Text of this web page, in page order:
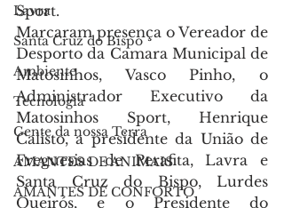
Lavra
Santa Cruz do Bispo
Ambiente
Tecnologia
Gente da nossa Terra
AMANTES DE ANIMAIS
AMANTES DE CONFORTO
Sport.
Marcaram presença o Vereador de
Desporto da Camara Municipal de
Matosinhos, Vasco Pinho, o
Administrador Executivo da
Matosinhos Sport, Henrique
Calisto, a presidente da União de
Freguesias de Perafita, Lavra e
Santa Cruz do Bispo, Lurdes
Queirós, e o Presidente do